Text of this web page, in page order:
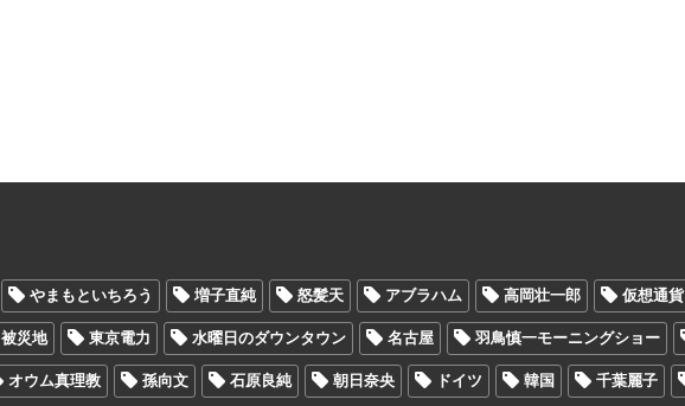
やまもといちろう 増子直純 怒髪天 アブラハム 高岡壮一郎 仮想通貨
被災地 東京電力 水曜日のダウンタウン 名古屋 羽鳥慎一モーニングショー
オウム真理教 孫向文 石原良純 朝日奈央 ドイツ 韓国 千葉麗子